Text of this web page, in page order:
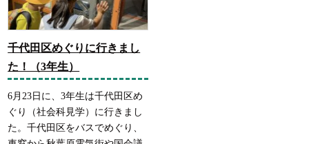
千代田区めぐりに行きまし
た！（3年生）
6月23日に、3年生は千代田区め
ぐり（社会科見学）に行きまし
た。千代田区をバスでめぐり、